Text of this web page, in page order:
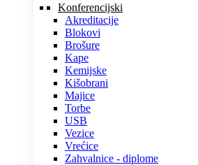
Konferencijski
Akreditacije
Blokovi
Brošure
Kape
Kemijske
Kišobrani
Majice
Torbe
USB
Vezice
Vrećice
Zahvalnice - diplome